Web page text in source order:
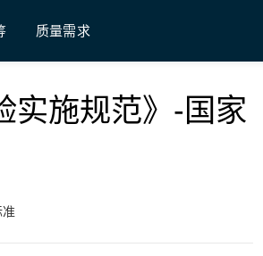
质量需求
实施规范》-国家